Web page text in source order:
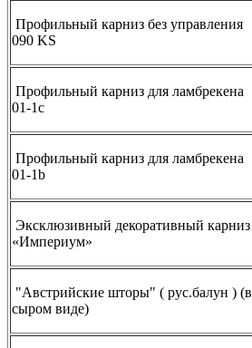
Профильный карниз без управления
090 KS
Профильный карниз для ламбрекена
01-1c
Профильный карниз для ламбрекена
01-1b
Эксклюзивный декоративный карниз
«Империум»
"Австрийские шторы" ( рус.балун ) (в
сыром виде)